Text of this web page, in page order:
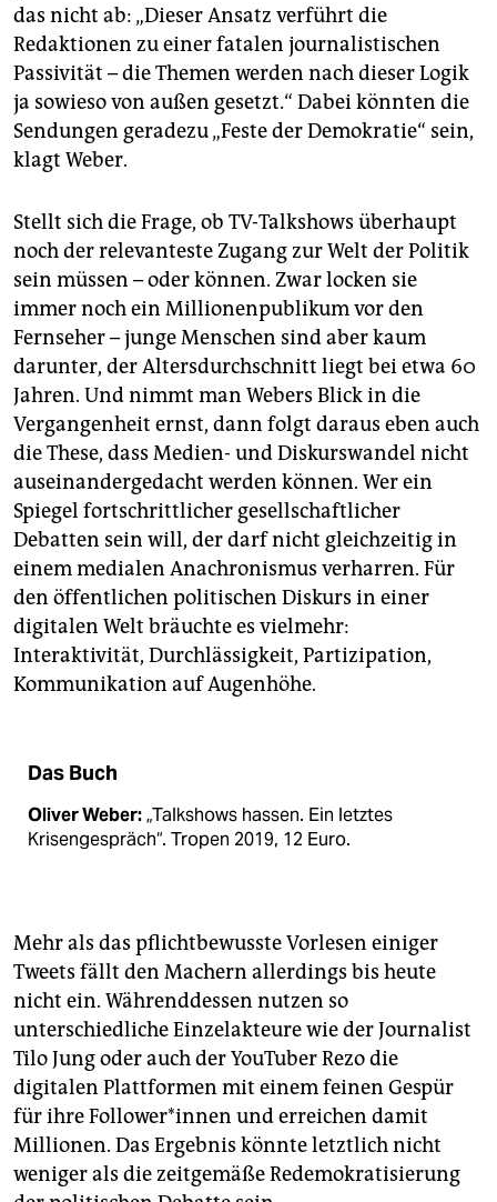
das nicht ab: „Dieser Ansatz verführt die
Redaktionen zu einer fatalen journalistischen
Passivität – die Themen werden nach dieser Logik
ja sowieso von außen gesetzt.“ Dabei könnten die
Sendungen geradezu „Feste der Demokratie“ sein,
klagt Weber.
Stellt sich die Frage, ob TV-Talkshows überhaupt
noch der relevanteste Zugang zur Welt der Politik
sein müssen – oder können. Zwar locken sie
immer noch ein Millionenpublikum vor den
Fernseher – junge Menschen sind aber kaum
darunter, der Altersdurchschnitt liegt bei etwa 60
Jahren. Und nimmt man Webers Blick in die
Vergangenheit ernst, dann folgt daraus eben auch
die These, dass Medien- und Diskurswandel nicht
auseinandergedacht werden können. Wer ein
Spiegel fortschrittlicher gesellschaftlicher
Debatten sein will, der darf nicht gleichzeitig in
einem medialen Anachronismus verharren. Für
den öffentlichen politischen Diskurs in einer
digitalen Welt bräuchte es vielmehr:
Interaktivität, Durchlässigkeit, Partizipation,
Kommunikation auf Augenhöhe.
Das Buch
Oliver Weber:„Talkshows hassen. Ein letztes
Krisengespräch“. Tropen 2019, 12 Euro.
Mehr als das pflichtbewusste Vorlesen einiger
Tweets fällt den Machern allerdings bis heute
nicht ein. Währenddessen nutzen so
unterschiedliche Einzelakteure wie der Journalist
Tilo Jung oder auch der YouTuber Rezo die
digitalen Plattformen mit einem feinen Gespür
für ihre Follower*innen und erreichen damit
Millionen. Das Ergebnis könnte letztlich nicht
weniger als die zeitgemäße Re­demo­kra­ti­sierung